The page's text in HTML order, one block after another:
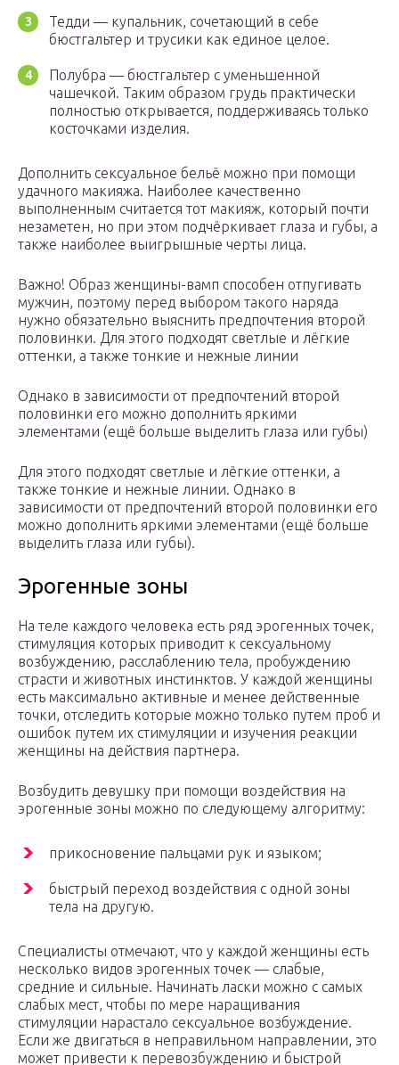
Тедди — купальник, сочетающий в себе
бюстгальтер и трусики как единое целое.
Полубра — бюстгальтер с уменьшенной
чашечкой. Таким образом грудь практически
полностью открывается, поддерживаясь только
косточками изделия.
Дополнить сексуальное бельё можно при помощи
удачного макияжа. Наиболее качественно
выполненным считается тот макияж, который почти
незаметен, но при этом подчёркивает глаза и губы, а
также наиболее выигрышные черты лица.
Важно! Образ женщины-вамп способен отпугивать
мужчин, поэтому перед выбором такого наряда
нужно обязательно выяснить предпочтения второй
половинки. Для этого подходят светлые и лёгкие
оттенки, а также тонкие и нежные линии
Однако в зависимости от предпочтений второй
половинки его можно дополнить яркими
элементами (ещё больше выделить глаза или губы)
Для этого подходят светлые и лёгкие оттенки, а
также тонкие и нежные линии. Однако в
зависимости от предпочтений второй половинки его
можно дополнить яркими элементами (ещё больше
выделить глаза или губы).
Эрогенные зоны
На теле каждого человека есть ряд эрогенных точек,
стимуляция которых приводит к сексуальному
возбуждению, расслаблению тела, пробуждению
страсти и животных инстинктов. У каждой женщины
есть максимально активные и менее действенные
точки, отследить которые можно только путем проб и
ошибок путем их стимуляции и изучения реакции
женщины на действия партнера.
Возбудить девушку при помощи воздействия на
эрогенные зоны можно по следующему алгоритму:
прикосновение пальцами рук и языком;
быстрый переход воздействия с одной зоны
тела на другую.
Специалисты отмечают, что у каждой женщины есть
несколько видов эрогенных точек — слабые,
средние и сильные. Начинать ласки можно с самых
слабых мест, чтобы по мере наращивания
стимуляции нарастало сексуальное возбуждение.
Если же двигаться в неправильном направлении, это
может привести к перевозбуждению и быстрой